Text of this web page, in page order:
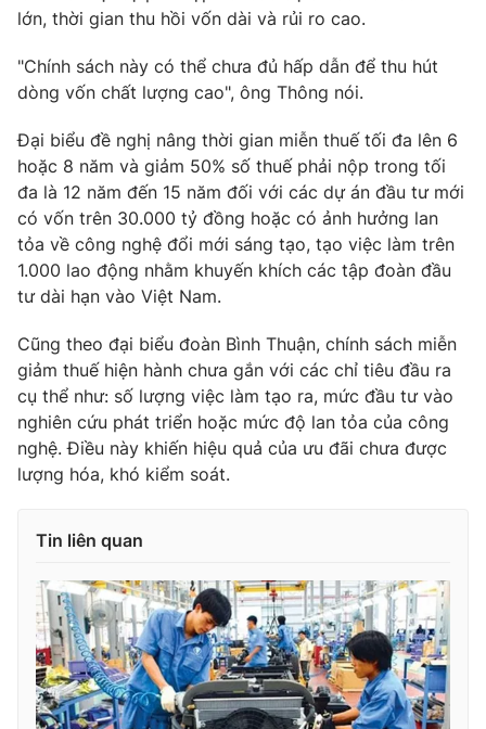
lớn, thời gian thu hồi vốn dài và rủi ro cao.
"Chính sách này có thể chưa đủ hấp dẫn để thu hút
dòng vốn chất lượng cao", ông Thông nói.
Đại biểu đề nghị nâng thời gian miễn thuế tối đa lên 6
hoặc 8 năm và giảm 50% số thuế phải nộp trong tối
đa là 12 năm đến 15 năm đối với các dự án đầu tư mới
có vốn trên 30.000 tỷ đồng hoặc có ảnh hưởng lan
tỏa về công nghệ đổi mới sáng tạo, tạo việc làm trên
1.000 lao động nhằm khuyến khích các tập đoàn đầu
tư dài hạn vào Việt Nam.
Cũng theo đại biểu đoàn Bình Thuận, chính sách miễn
giảm thuế hiện hành chưa gắn với các chỉ tiêu đầu ra
cụ thể như: số lượng việc làm tạo ra, mức đầu tư vào
nghiên cứu phát triển hoặc mức độ lan tỏa của công
nghệ. Điều này khiến hiệu quả của ưu đãi chưa được
lượng hóa, khó kiểm soát.
Tin liên quan